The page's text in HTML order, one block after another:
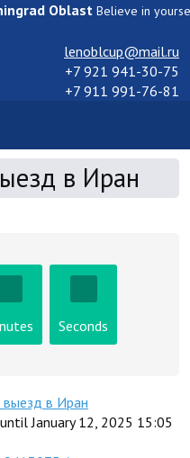
Oblast Believe in
lenoblcup@mail.ru
+7 921 941-30-75
+7 911 991-76-81
в Иран
Seconds
January 12, 2025 15:05